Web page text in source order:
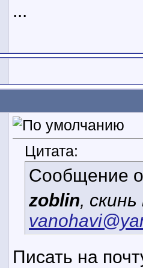
...
Цитата:
Сообщение
zoblin,
Писать на